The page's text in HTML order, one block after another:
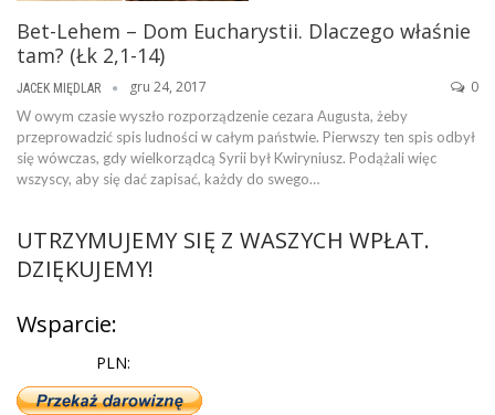
Bet-Lehem – Dom Eucharystii. Dlaczego właśnie
tam? (Łk 2,1-14)
JACEK MIĘDLAR gru 24, 2017 0
W owym czasie wyszło rozporządzenie cezara Augusta, żeby
przeprowadzić spis ludności w całym państwie. Pierwszy ten spis odbył
się wówczas, gdy wielkorządcą Syrii był Kwiryniusz. Podążali więc
wszyscy, aby się dać zapisać, każdy do swego…
UTRZYMUJEMY SIĘ Z WASZYCH WPŁAT.
DZIĘKUJEMY!
Wsparcie:
PLN: